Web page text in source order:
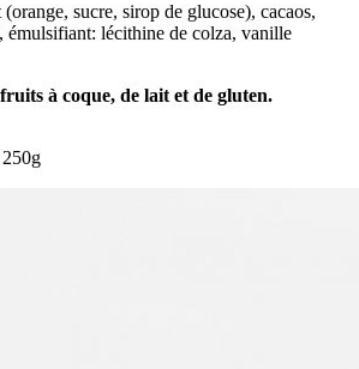
sucre, sirop de glucose), cacaos,
émulsifiant: lécithine de colza, vanille
à coque, de lait et de gluten.